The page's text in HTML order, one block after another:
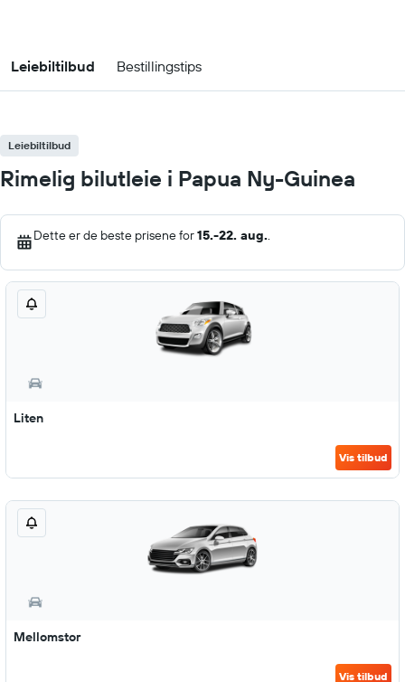
Leiebiltilbud Bestillingstips
Leiebiltilbud
Rimelig bilutleie i Papua Ny-Guinea
Dette er de beste prisene for15.-22. aug..
Liten
Vis tilbud
Mellomstor
Vis tilbud